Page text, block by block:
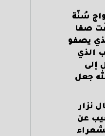
سُنّة
صفا
يصفو
الذي
إلى
جعل
نزار
عن